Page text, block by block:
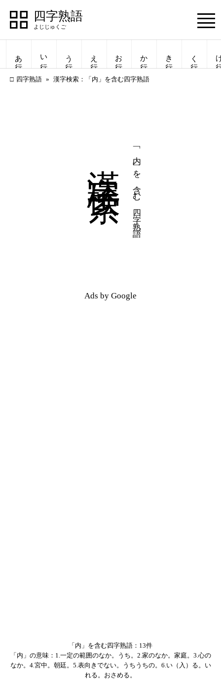
四字熟語
四字熟語
一覧表示
漢字検索
Menu
あ行 い行 う行 え行 お行 か行 き行 く行
四字熟語 漢字検索：「内」を含む四字熟語
「内」を含む四字熟語
Ads by Google
「内」を含む四字熟語：13件
「内」の意味：1.一定の範囲のなか。うち。2.家のなか。家庭。3.心の
なか。4.宮中。朝廷。5.表向きでない。うちうちの。6.い（入）る。い
れる。おさめる。
四字熟語
一覧表示
漢字検索